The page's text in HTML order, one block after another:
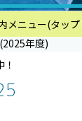
メニュー(タッ
人選手権大会
アーチェリー選手
人選手権大会
新人個人選手権大会
大会
インドア個人選手
年度)